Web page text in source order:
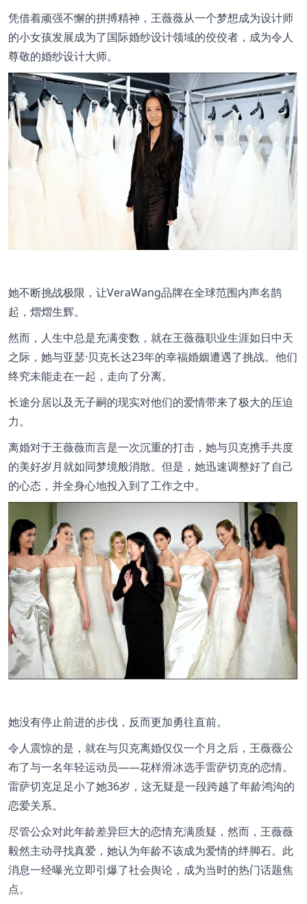
凭借着顽强不懈的拼搏精神，王薇薇从一个梦想成为设计师
的小女孩发展成为了国际婚纱设计领域的佼佼者，成为令人
尊敬的婚纱设计大师。
她不断挑战极限，让VeraWang品牌在全球范围内声名鹊
起，熠熠生辉。
然而，人生中总是充满变数，就在王薇薇职业生涯如日中天
之际，她与亚瑟·贝克长达23年的幸福婚姻遭遇了挑战。他们
终究未能走在一起，走向了分离。
长途分居以及无子嗣的现实对他们的爱情带来了极大的压迫
力。
离婚对于王薇薇而言是一次沉重的打击，她与贝克携手共度
的美好岁月就如同梦境般消散。但是，她迅速调整好了自己
的心态，并全身心地投入到了工作之中。
她没有停止前进的步伐，反而更加勇往直前。
令人震惊的是，就在与贝克离婚仅仅一个月之后，王薇薇公
布了与一名年轻运动员——花样滑冰选手雷萨切克的恋情。
雷萨切克足足小了她36岁，这无疑是一段跨越了年龄鸿沟的
恋爱关系。
尽管公众对此年龄差异巨大的恋情充满质疑，然而，王薇薇
毅然主动寻找真爱，她认为年龄不该成为爱情的绊脚石。此
消息一经曝光立即引爆了社会舆论，成为当时的热门话题焦
点。